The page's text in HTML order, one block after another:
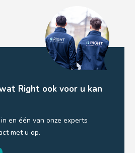
Right ook voor u kan
en één van onze experts
met u op.